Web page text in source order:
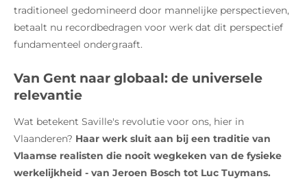
traditioneel gedomineerd door mannelijke perspectieven,
betaalt nu recordbedragen voor werk dat dit perspectief
fundamenteel ondergraaft.
Van Gent naar globaal: de universele
relevantie
Wat betekent Saville's revolutie voor ons, hier in
Vlaanderen? Haar werk sluit aan bij een traditie van
Vlaamse realisten die nooit wegkeken van de fysieke
werkelijkheid - van Jeroen Bosch tot Luc Tuymans.